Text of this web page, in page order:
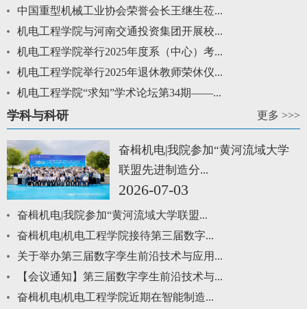
中国重型机械工业协会荣誉会长王继生莅...
机电工程学院与河南交通投资集团开展校...
机电工程学院举行2025年度系（中心）考...
机电工程学院举行2025年退休教师荣休仪...
机电工程学院“求知”学术论坛第34期——...
学科与科研 更多 >>>
奋楫机电|我院参加“黄河流域大学
联盟先进制造分...
2026-07-03
奋楫机电|我院参加“黄河流域大学联盟...
奋楫机电|机电工程学院接待第三届数字...
关于举办第三届数字孪生前沿技术与应用...
【会议通知】第三届数字孪生前沿技术与...
奋楫机电|机电工程学院近期在智能制造...